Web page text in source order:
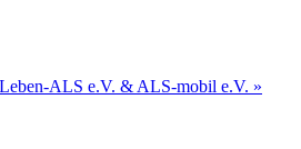
ALS e.V. & ALS-mobil e.V. »